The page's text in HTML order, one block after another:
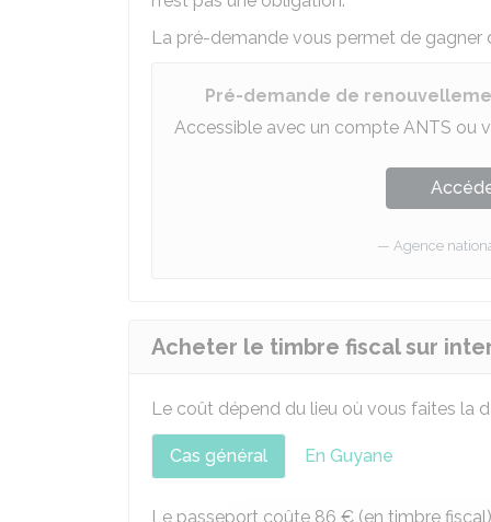
La pré-demande vous permet de gagner
Pré-demande de
Accessible avec un compte ANTS ou
Agence
Acheter le timbre fiscal sur
Le coût dépend du lieu où vous faites la
Cas général En Guyane
Le passeport coûte 86 € (en timbre